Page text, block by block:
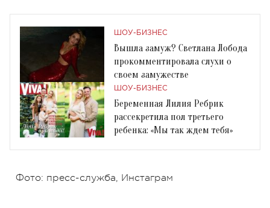
ШОУ-БИЗНЕС
Вышла замуж? Светлана Лобода
прокомментировала слухи о
своем замужестве
ШОУ-БИЗНЕС
Беременная Лилия Ребрик
рассекретила пол третьего
ребенка: «Мы так ждем тебя»
Фото: пресс-служба, Инстаграм